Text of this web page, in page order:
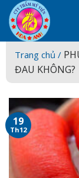
Skip
to
content
Trang chủ /
ĐAU KHÔNG?
19
Th12